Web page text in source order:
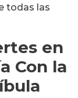
todas las
en
Con la